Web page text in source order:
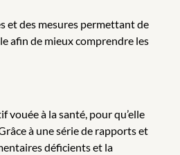
et des mesures permettant de
afin de mieux comprendre les
à la santé, pour qu’elle
à une série de rapports et
déficients et la